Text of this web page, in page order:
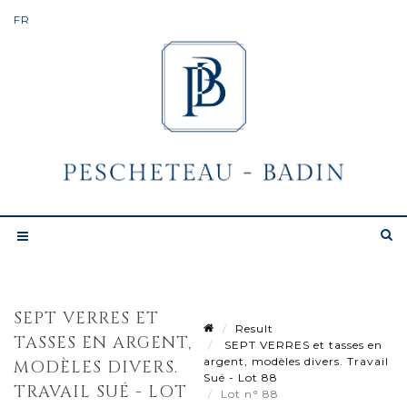
SEPT VERRES ET
TASSES EN ARGENT,
MODÈLES DIVERS.
TRAVAIL SUÉ - LOT
Result
SEPT VERRES et tasses en
argent, modèles divers. Travail
Sué - Lot 88
Lot n° 88